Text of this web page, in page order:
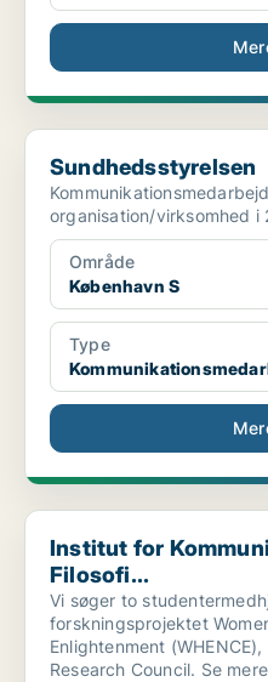
Sundhedsstyrelsen
Sundhedsstyrelsen
organisation/virksomhed i
Område
København S
Type
Institut for Kommunikation
Institut for
Filosofi...
Vi søger to
forskningsprojektet
Enlightenment
Research